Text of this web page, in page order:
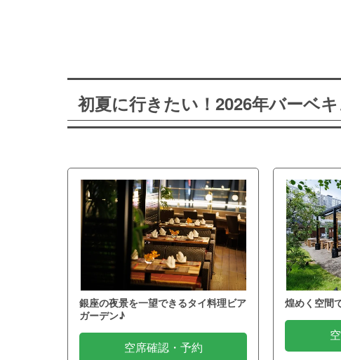
初夏に行きたい！2026年バーベ
銀座の夜景を一望できるタイ料理ビア
ガーデン♪
空席確認・予約
煌めく空間